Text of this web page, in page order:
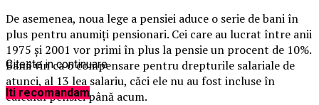
De asemenea, noua lege a pensiei aduce o serie de bani în
plus pentru anumiţi pensionari. Cei care au lucrat între anii
1975 şi 2001 vor primi în plus la pensie un procent de 10%.
Banii vin ca o compensare pentru drepturile salariale de
atunci, al 13 lea salariu, căci ele nu au fost incluse în
calculul pensiei până acum.
Citeste in continuare
Iti recomandam